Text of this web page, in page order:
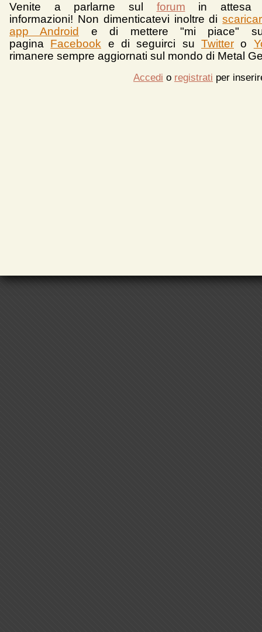
Venite a parlarne sul forum in attesa
informazioni! Non dimenticatevi inoltre di
app Android
e di mettere "mi piace"
pagina Facebook e di seguirci suTwitter o
rimanere sempre aggiornati sul mondo di Metal
Accedi o registrati per